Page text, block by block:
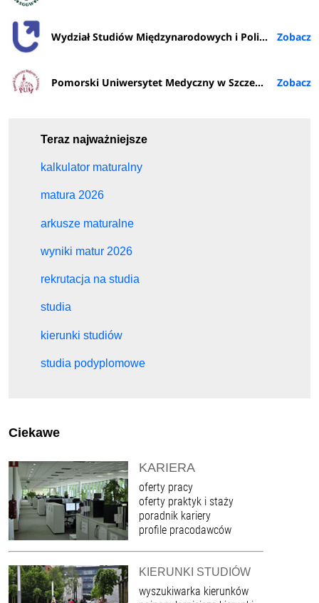
Wydział Studiów Międzynarodowych i Politologicznych UŁ
Pomorski Uniwersytet Medyczny w Szczecinie
Teraz najważniejsze
kalkulator maturalny
matura 2026
arkusze maturalne
wyniki matur 2026
rekrutacja na studia
studia
kierunki studiów
studia podyplomowe
Ciekawe
KARIERA
oferty pracy
oferty praktyk i staży
poradnik kariery
profile pracodawców
KIERUNKI STUDIÓW
wyszukiwarka kierunków